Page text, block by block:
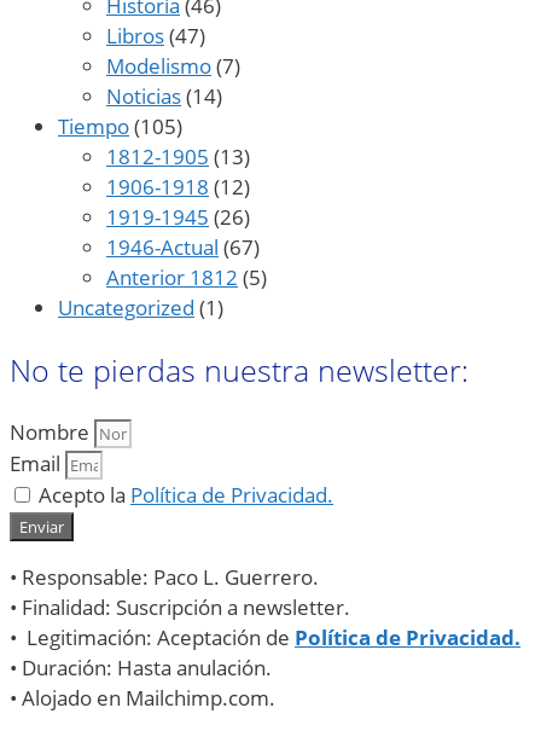
Libros(47)
Modelismo(7)
Noticias(14)
Tiempo(105)
1812-1905 (13)
1906-1918 (12)
1919-1945 (26)
1946-Actual (67)
Anterior 1812 (5)
Uncategorized (1)
No te pierdas nuestra newsletter:
Nombre
Email
Acepto la Política de Privacidad.
Enviar
• Responsable: Paco L. Guerrero.
• Finalidad: Suscripción a newsletter.
• Legitimación: Aceptación de Política de Privacidad.
• Duración: Hasta anulación.
• Alojado en Mailchimp.com.